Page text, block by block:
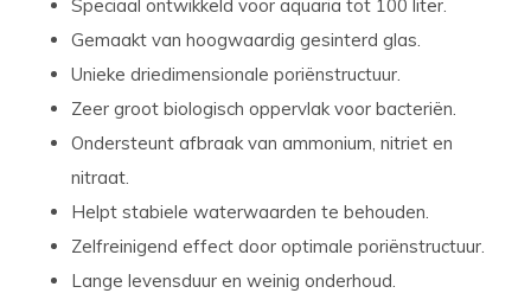
Speciaal ontwikkeld voor aquaria tot 100 liter.
Gemaakt van hoogwaardig gesinterd glas.
Unieke driedimensionale poriënstructuur.
Zeer groot biologisch oppervlak voor bacteriën.
Ondersteunt afbraak van ammonium, nitriet en
nitraat.
Helpt stabiele waterwaarden te behouden.
Zelfreinigend effect door optimale poriënstructuur.
Lange levensduur en weinig onderhoud.